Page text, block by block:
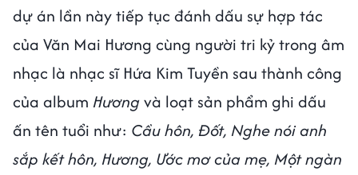
dự án lần này tiếp tục đánh dấu sự hợp tác
của Văn Mai Hương cùng người tri kỷ trong âm
nhạc là nhạc sĩ Hứa Kim Tuyền sau thành công
của album Hươngvà loạt sản phẩm ghi dấu
ấn tên tuổi như: Cầu hôn, Đốt, Nghe nói anh
sắp kết hôn, Hương, Ước mơ của mẹ, Một ngàn